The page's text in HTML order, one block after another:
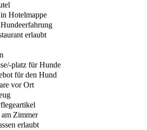
Hotelmappe
erlaubt
platz für Hunde
für den Hund
vor Ort
Zimmer
erlaubt